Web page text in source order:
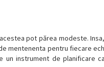
pot părea modeste.
mentenenta pentru fiecare
instrument de planificare